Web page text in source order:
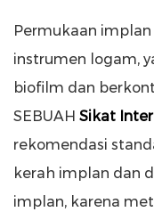
Permukaan
instrumen logam,
biofilm dan
SEBUAH Sikat
rekomendasi
kerah implan dan
implan, karena